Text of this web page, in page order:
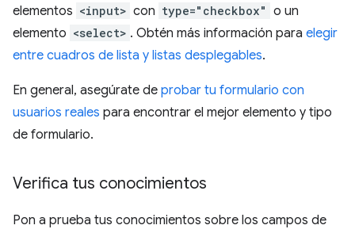
elementos <input> con type="checkbox" o un
elemento <select> . Obtén más información para elegir
entre cuadros de lista y listas desplegables.
En general, asegúrate de probar tu formulario con
usuarios reales para encontrar el mejor elemento y tipo
de formulario.
Verifica tus conocimientos
Pon a prueba tus conocimientos sobre los campos de